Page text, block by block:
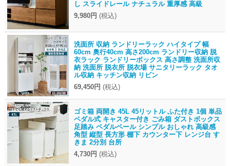
し スライドレール ナチュラル 重厚感 高級
9,980円 (税込)
洗面所 収納 ランドリーラック ハイタイプ 幅
60cm 奥行40cm 高さ200cm ランドリー収納 脱
衣ラック ランドリーボックス 高さ調整 洗面所収
納 洗面所 脱衣所 脱衣場 サニタリーラック タオ
ル収納 キッチン収納 リビン
69,450円 (税込)
ゴミ箱 両開き 45L 45リットル ふた付き 1個 単品
ペダル式 キャスター付き ごみ箱 ダストボックス
足踏み ペダルペール シンプル おしゃれ 高級感
角型 縦型 長方形 棚下 カウンター下 レンジ台 す
きま 2分別 台所
4,730円 (税込)